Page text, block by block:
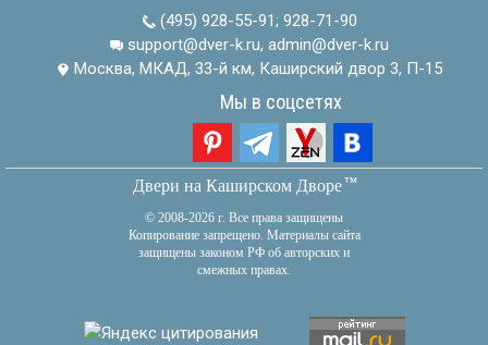
(495) 928-55-91; 928-71-90
support@dver-k.ru, admin@dver-k.ru
Москва, МКАД, 33-й км, Каширский двор 3, П-15
Мы в соцсетях
Двери на Каширском Дворетм
© 2008-2026 г. Все права защищены
Копирование запрещено. Материалы сайта
защищены законом РФ об авторских и
смежных правах.